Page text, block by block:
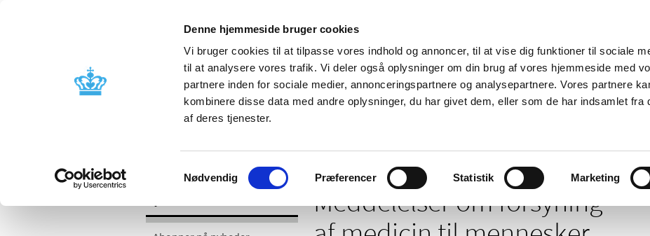
Denne hjemmeside bruger cookies
Vi bruger cookies til at tilpasse vores indhold og annoncer, til at vise dig funktioner til sociale
til at analysere vores trafik. Vi deler også oplysninger om din brug af vores hjemmeside med
partnere inden for sociale medier, annonceringspartnere og analysepartnere. Vores partnere
kombinere disse data med andre oplysninger, du har givet dem, eller som de har indsamlet fra
af deres tjenester.
Samtykkevalg
Nødvendig Præferencer Statistik Marketing
Nyheder Om os Kontakt
Godkendelse og
Bivirkninger og
produktinformation
Tilskud og
Apoteker og salg af
Meddelelser om forsyning